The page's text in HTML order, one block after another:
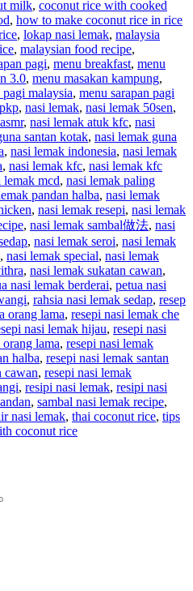
milk, coconut rice with cooked
, how to make coconut rice in rice
, lokap nasi lemak, malaysia
, malaysian food recipe,
pagi, menu breakfast, menu
3.0, menu masakan kampung,
pagi malaysia, menu sarapan pagi
, nasi lemak, nasi lemak 50sen,
, nasi lemak atuk kfc, nasi
santan kotak, nasi lemak guna
, nasi lemak indonesia, nasi lemak
, nasi lemak kfc, nasi lemak kfc
lemak mcd, nasi lemak paling
pandan halba, nasi lemak
, nasi lemak resepi, nasi lemak
, nasi lemak sambal做法, nasi
, nasi lemak seroi, nasi lemak
, nasi lemak special, nasi lemak
, nasi lemak sukatan cawan,
nasi lemak berderai, petua nasi
, rahsia nasi lemak sedap, resep
orang lama, resepi nasi lemak che
nasi lemak hijau, resepi nasi
lama, resepi nasi lemak
halba, resepi nasi lemak santan
cawan, resepi nasi lemak
, resipi nasi lemak, resipi nasi
, sambal nasi lemak recipe,
nasi lemak, thai coconut rice, tips
coconut rice